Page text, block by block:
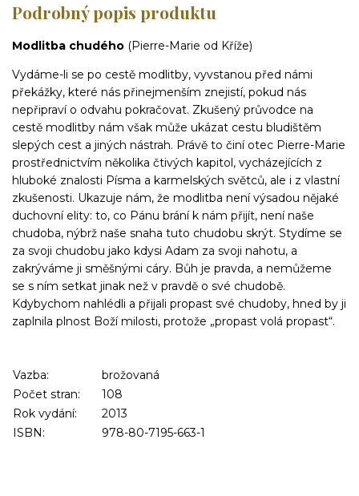
Podrobný popis produktu
Modlitba chudého (Pierre-Marie od Kříže)
Vydáme-li se po cestě modlitby, vyvstanou před námi
překážky, které nás přinejmenším znejistí, pokud nás
nepřipraví o odvahu pokračovat. Zkušený průvodce na
cestě modlitby nám však může ukázat cestu bludištěm
slepých cest a jiných nástrah. Právě to činí otec Pierre-Marie
prostřednictvím několika čtivých kapitol, vycházejících z
hluboké znalosti Písma a karmelských světců, ale i z vlastní
zkušenosti. Ukazuje nám, že modlitba není výsadou nějaké
duchovní elity: to, co Pánu brání k nám přijít, není naše
chudoba, nýbrž naše snaha tuto chudobu skrýt. Stydíme se
za svoji chudobu jako kdysi Adam za svoji nahotu, a
zakrýváme ji směšnými cáry. Bůh je pravda, a nemůžeme
se s ním setkat jinak než v pravdě o své chudobě.
Kdybychom nahlédli a přijali propast své chudoby, hned by ji
zaplnila plnost Boží milosti, protože „propast volá propast“.
Vazba:
brožovaná
Počet stran:
108
Rok vydání:
2013
ISBN:
978-80-7195-663-1